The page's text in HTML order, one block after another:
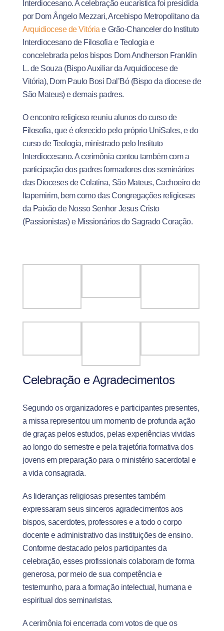
Interdiocesano. A celebração eucarística foi presidida
por Dom Ângelo Mezzari, Arcebispo Metropolitano da
Arquidiocese de Vitória e Grão-Chanceler do Instituto
Interdiocesano de Filosofia e Teologia e
concelebrada pelos bispos Dom Andherson Franklin
L. de Souza (Bispo Auxiliar da Arquidiocese de
Vitória), Dom Paulo Bosi Dal’Bó (Bispo da diocese de
São Mateus) e demais padres.
O encontro religioso reuniu alunos do curso de
Filosofia, que é oferecido pelo próprio UniSales, e do
curso de Teologia, ministrado pelo Instituto
Interdiocesano. A cerimônia contou também com a
participação dos padres formadores dos seminários
das Dioceses de Colatina, São Mateus, Cachoeiro de
Itapemirim, bem como das Congregações religiosas
da Paixão de Nosso Senhor Jesus Cristo
(Passionistas) e Missionários do Sagrado Coração.
Celebração e Agradecimentos
Segundo os organizadores e participantes presentes,
a missa representou um momento de profunda ação
de graças pelos estudos, pelas experiências vividas
ao longo do semestre e pela trajetória formativa dos
jovens em preparação para o ministério sacerdotal e
a vida consagrada.
As lideranças religiosas presentes também
expressaram seus sinceros agradecimentos aos
bispos, sacerdotes, professores e a todo o corpo
docente e administrativo das instituições de ensino.
Conforme destacado pelos participantes da
celebração, esses profissionais colaboram de forma
generosa, por meio de sua competência e
testemunho, para a formação intelectual, humana e
espiritual dos seminaristas.
A cerimônia foi encerrada com votos de que os